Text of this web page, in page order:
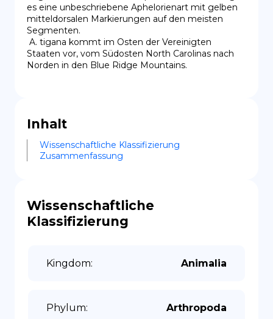
es eine unbeschriebene Aphelorienart mit gelben
mitteldorsalen Markierungen auf den meisten
Segmenten.
Staaten vor, vom Südosten North Carolinas nach
Norden in den Blue Ridge Mountains.
Inhalt
Wissenschaftliche Klassifizierung
Zusammenfassung
Wissenschaftliche
Klassifizierung
Kingdom: Animalia
Phylum: Arthropoda